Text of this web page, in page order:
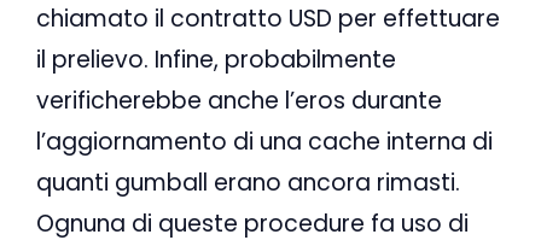
chiamato il contratto USD per effettuare
il prelievo. Infine, probabilmente
verificherebbe anche l’eros durante
l’aggiornamento di una cache interna di
quanti gumball erano ancora rimasti.
Ognuna di queste procedure fa uso di